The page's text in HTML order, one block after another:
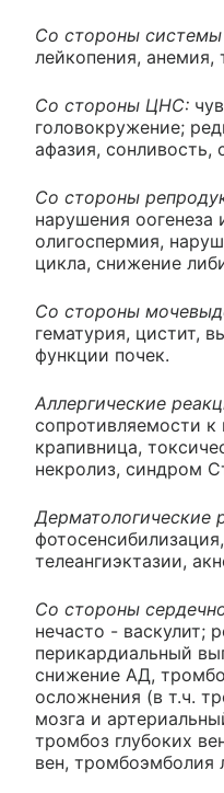
Со стороны системы
лейкопения, анемия,
Со стороны ЦНС:
головокружение;
афазия, сонливость,
Со стороны
нарушения оогенеза
олигоспермия,
цикла, снижение
Со стороны
гематурия, цистит,
функции почек.
Аллергические
сопротивляемости
крапивница,
некролиз, синдром
Дерматологические
телеангиэктазии,
Со стороны
нечасто - васкулит;
перикардиальный
снижение АД,
осложнения (в т.ч.
мозга и
тромбоз глубоких
вен, тромбоэмболия